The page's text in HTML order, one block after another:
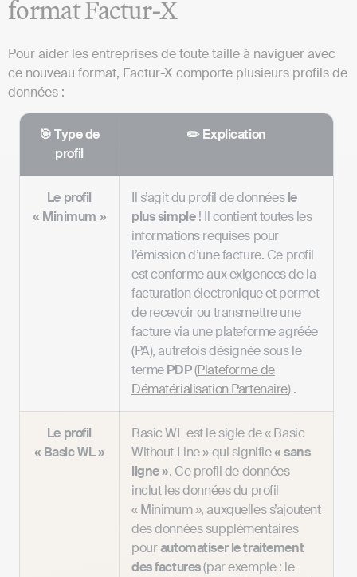
format Factur-X
Pour aider les entreprises de toute taille à naviguer avec
ce nouveau format, Factur-X comporte plusieurs profils de
données :
🎯 Type de
profil
✏️ Explication
Le profil
« Minimum »
Il s’agit du profil de donnéesle
plus simple! Il contient toutes les
informations requises pour
l’émission d’une facture. Ce profil
est conforme aux exigences de la
facturation électronique et permet
de recevoir ou transmettre une
facture via une plateforme agréée
(PA), autrefois désignée sous le
termePDP(Plateforme de
Dématérialisation Partenaire) .
Le profil
« Basic WL »
Basic WL est le sigle de « Basic
Without Line » qui signifie« sans
ligne ». Ce profil de données
inclut les données du profil
« Minimum », auxquelles s’ajoutent
des données supplémentaires
pourautomatiser le traitement
des factures(par exemple : le